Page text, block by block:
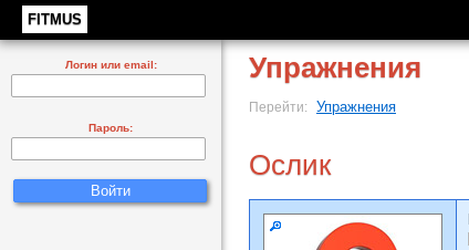
FITMUS
Упражнения
Перейти: Упражнения
Ослик
Логин или email:
Пароль: